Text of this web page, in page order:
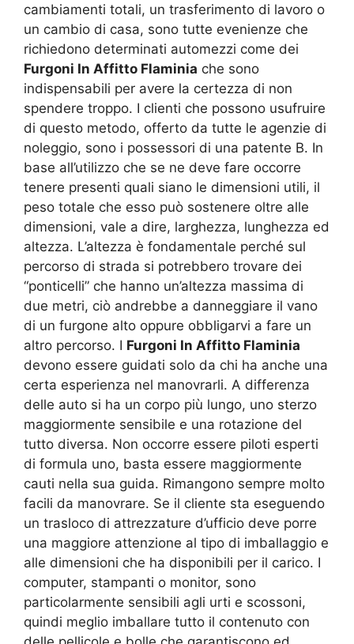
cambiamenti totali, un trasferimento di lavoro o
un cambio di casa, sono tutte evenienze che
richiedono determinati automezzi come dei
Furgoni In Affitto Flaminia che sono
indispensabili per avere la certezza di non
spendere troppo. I clienti che possono usufruire
di questo metodo, offerto da tutte le agenzie di
noleggio, sono i possessori di una patente B. In
base all’utilizzo che se ne deve fare occorre
tenere presenti quali siano le dimensioni utili, il
peso totale che esso può sostenere oltre alle
dimensioni, vale a dire, larghezza, lunghezza ed
altezza. L’altezza è fondamentale perché sul
percorso di strada si potrebbero trovare dei
“ponticelli” che hanno un’altezza massima di
due metri, ciò andrebbe a danneggiare il vano
di un furgone alto oppure obbligarvi a fare un
altro percorso. I Furgoni In Affitto Flaminia
devono essere guidati solo da chi ha anche una
certa esperienza nel manovrarli. A differenza
delle auto si ha un corpo più lungo, uno sterzo
maggiormente sensibile e una rotazione del
tutto diversa. Non occorre essere piloti esperti
di formula uno, basta essere maggiormente
cauti nella sua guida. Rimangono sempre molto
facili da manovrare. Se il cliente sta eseguendo
un trasloco di attrezzature d’ufficio deve porre
una maggiore attenzione al tipo di imballaggio e
alle dimensioni che ha disponibili per il carico. I
computer, stampanti o monitor, sono
particolarmente sensibili agli urti e scossoni,
quindi meglio imballare tutto il contenuto con